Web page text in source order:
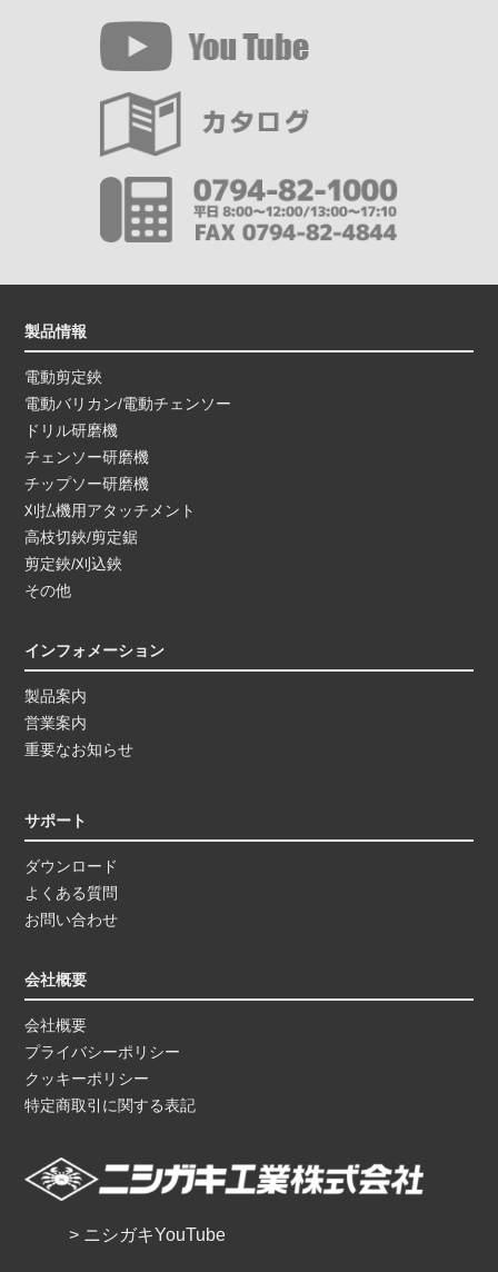
製品情報
電動剪定鋏
電動バリカン/電動チェンソー
ドリル研磨機
チェンソー研磨機
チップソー研磨機
刈払機用アタッチメント
高枝切鋏/剪定鋸
剪定鋏/刈込鋏
その他
インフォメーション
製品案内
営業案内
重要なお知らせ
サポート
ダウンロード
よくある質問
お問い合わせ
会社概要
会社概要
プライバシーポリシー
クッキーポリシー
特定商取引に関する表記
> ニシガキYouTube